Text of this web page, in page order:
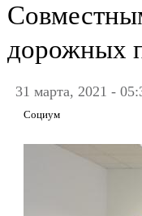
дорожных
31 марта, 2021 -
Социум